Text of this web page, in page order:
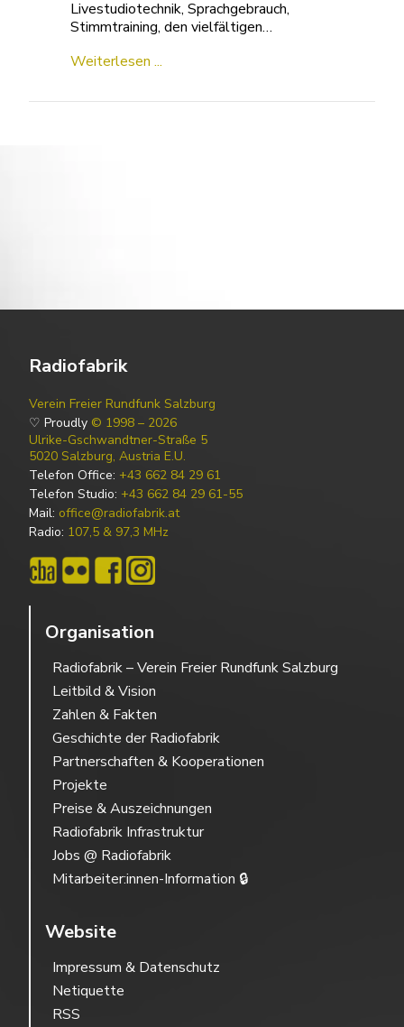
Livestudiotechnik, Sprachgebrauch,
Stimmtraining, den vielfältigen…
Weiterlesen ...
Radiofabrik
Verein Freier Rundfunk Salzburg
♡ Proudly © 1998 – 2026
Ulrike-Gschwandtner-Straße 5
5020 Salzburg, Austria E.U.
Telefon Office: +43 662 84 29 61
Telefon Studio: +43 662 84 29 61-55
Mail: office@radiofabrik.at
Radio: 107,5 & 97,3 MHz
Organisation
Radiofabrik – Verein Freier Rundfunk Salzburg
Leitbild & Vision
Zahlen & Fakten
Geschichte der Radiofabrik
Partnerschaften & Kooperationen
Projekte
Preise & Auszeichnungen
Radiofabrik Infrastruktur
Jobs @ Radiofabrik
Mitarbeiter:innen-Information 🔒
Website
Impressum & Datenschutz
Netiquette
RSS